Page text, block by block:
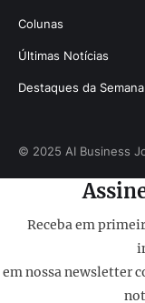
Colunas
Últimas Notícias
Destaques da Semana
© 2025 AI Business
Receba em
em nossa newsletter